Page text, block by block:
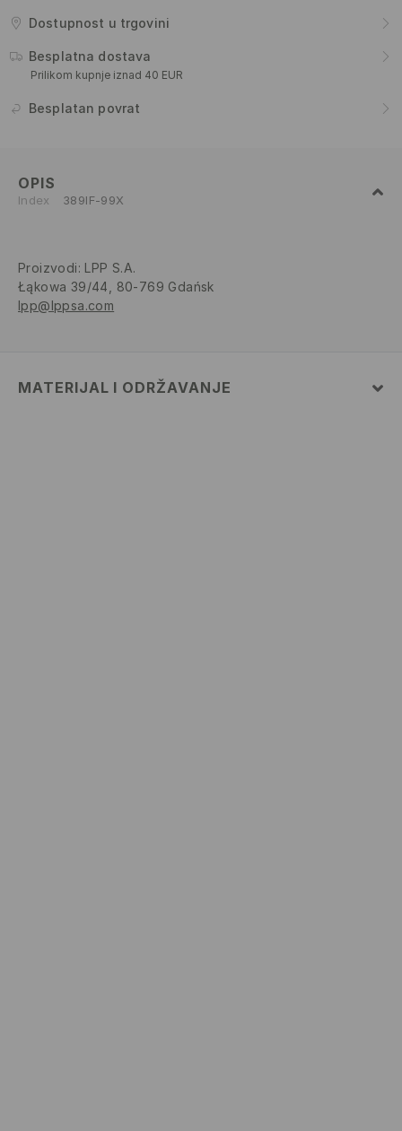
Dostupnost u trgovini
Besplatna dostava
Prilikom kupnje iznad 40 EUR
Besplatan povrat
OPIS
Index 389IF-99X
Proizvodi: LPP S.A.
Łąkowa 39/44, 80-769 Gdańsk
lpp@lppsa.com
MATERIJAL I ODRŽAVANJE